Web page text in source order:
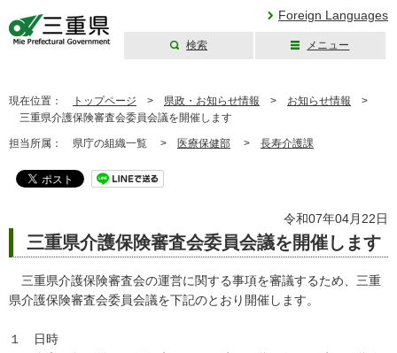
Foreign Languages
検索 メニュー
現在位置： トップページ > 県政・お知らせ情報 > お知らせ情報 >
三重県介護保険審査会委員会議を開催します
担当所属： 県庁の組織一覧 > 医療保健部 > 長寿介護課
令和07年04月22日
三重県介護保険審査会委員会議を開催します
三重県介護保険審査会の運営に関する事項を審議するため、三重
県介護保険審査会委員会議を下記のとおり開催します。
１ 日時